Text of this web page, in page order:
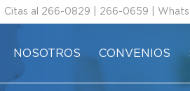
Citas al 266-0829 266-0659 |
NOSOTROS CONVENIOS